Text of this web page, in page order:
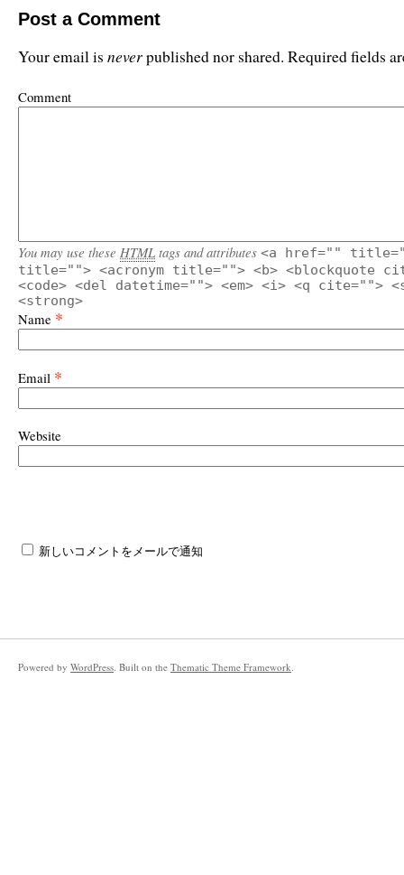
Post a Comment
Your email is neverpublished nor shared. Required fields
Comment
You may use these HTML tags and attributes <a href=""
title=""> <acronym title=""> <b> <blockquote
<code> <del datetime=""> <em> <i> <q cite="">
<strong>
Name *
Email *
Website
新しいコメントをメールで通知
Powered by WordPress . Built on the Thematic Theme Framework